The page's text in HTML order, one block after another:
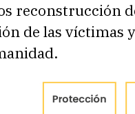
reconstrucción
de las víctimas